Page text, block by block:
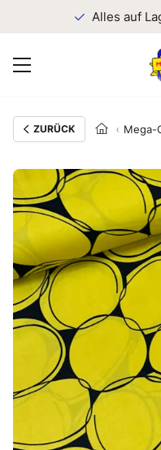
Alles auf
ZURÜCK Mega-